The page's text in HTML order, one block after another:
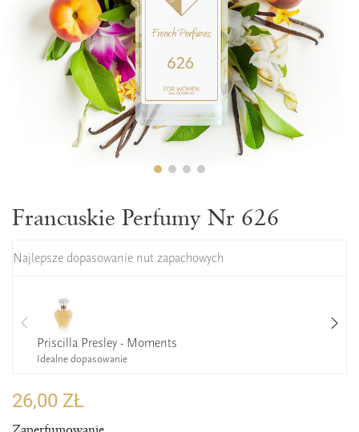
Francuskie Perfumy Nr 626
Najlepsze dopasowanie nut zapachowych
Priscilla Presley - Moments
Idealne dopasowanie
26,00 ZŁ